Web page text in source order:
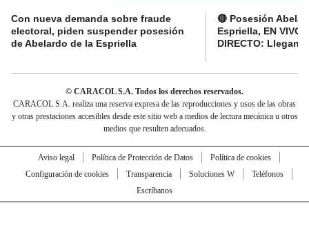
Con nueva demanda sobre fraude
electoral, piden suspender posesión
de Abelardo de la Espriella
🔴 Posesión
Espriella, EN VIVO
DIRECTO: Llegan
© CARACOL S.A. Todos los derechos reservados.
CARACOL S.A. realiza una reserva expresa de las reproducciones y usos de las obras
y otras prestaciones accesibles desde este sitio web a medios de lectura mecánica u otros
medios que resulten adecuados.
Aviso legal Política de Protección de Datos
Política de cookies
Configuración de cookies
Transparencia Soluciones W
Teléfonos
Escríbanos